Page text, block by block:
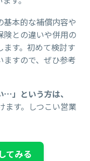
基本的な補償内容や
険との違いや併用の
す。初めて検討す
ますので、ぜひ参考
…」という方は、
ます。しつこい営業
てみる